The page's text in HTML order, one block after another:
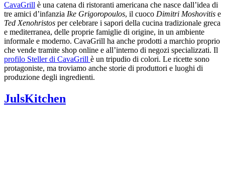
CavaGrill è una catena di ristoranti americana che nasce dall’idea di
tre amici d’infanzia Ike Grigoropoulos, il cuoco Dimitri Moshovitis e
Ted Xenohristos per celebrare i sapori della cucina tradizionale greca
e mediterranea, delle proprie famiglie di origine, in un ambiente
informale e moderno. CavaGrill ha anche prodotti a marchio proprio
che vende tramite shop online e all’interno di negozi specializzati. Il
profilo Steller di CavaGrill è un tripudio di colori. Le ricette sono
protagoniste, ma troviamo anche storie di produttori e luoghi di
produzione degli ingredienti.
JulsKitchen